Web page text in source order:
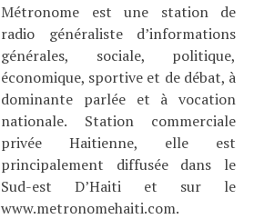
Métronome est une station de
radio généraliste d’informations
générales, sociale, politique,
économique, sportive et de débat, à
dominante parlée et à vocation
nationale. Station commerciale
privée Haitienne, elle est
principalement diffusée dans le
Sud-est D’Haiti et sur le
www.metronomehaiti.com.